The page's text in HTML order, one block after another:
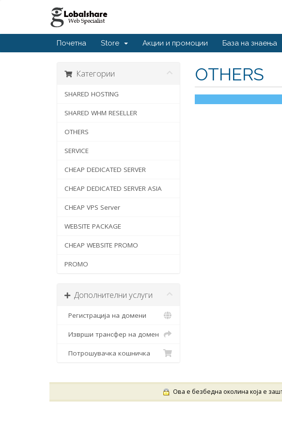
Почетна Store Акции и промоции База на знаења
OTHERS
Категории
SHARED HOSTING
SHARED WHM RESELLER
OTHERS
SERVICE
CHEAP DEDICATED SERVER
CHEAP DEDICATED SERVER ASIA
CHEAP VPS Server
WEBSITE PACKAGE
CHEAP WEBSITE PROMO
PROMO
Дополнителни услуги
Регистрација на домени
Изврши трансфер на домен
Потрошувачка кошничка
Ова е безбедна околина која е